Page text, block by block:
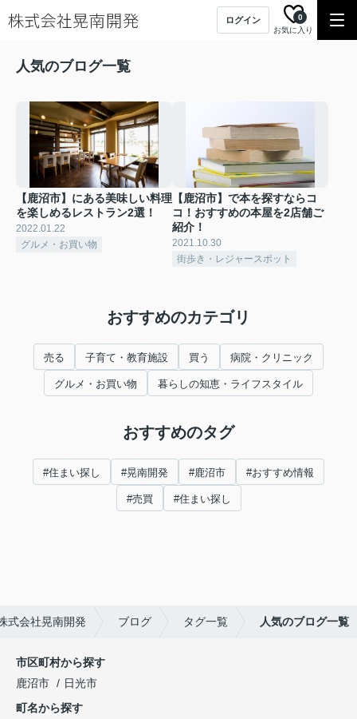
ログイン
お気に入り
0
人気のブログ一覧
【鹿沼市】にある美味しい料理
を楽しめるレストラン2選！
2022.01.22
グルメ・お買い物
【鹿沼市】で本を探すならコ
コ！おすすめの本屋を2店舗ご
紹介！
2021.10.30
街歩き・レジャースポット
おすすめのカテゴリ
売る 子育て・教育施設 買う 病院・クリニック
グルメ・お買い物 暮らしの知恵・ライフスタイル
おすすめのタグ
#住まい探し #晃南開発 #鹿沼市 #おすすめ情報
#売買 #住まい探し
式会社晃南開発 ブログ タグ一覧 人気のブログ一覧
市区町村から探す
鹿沼市
日光市
町名から探す